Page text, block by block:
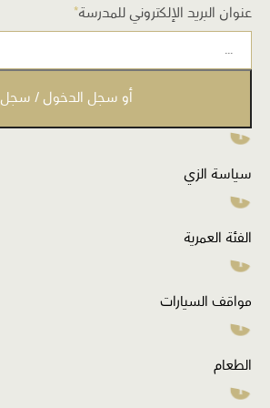
عنوان البريد الإلكتروني للمدرسة*
أو سجل الدخول / سجل
سياسة الزي
الفئة العمرية
مواقف السيارات
الطعام